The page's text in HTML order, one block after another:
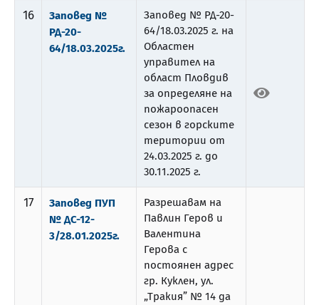
16
Заповед №
РД-20-
64/18.03.2025г.
Заповед № РД-20-
64/18.03.2025 г. на
Областен
управител на
област Пловдив
за определяне на
пожароопасен
сезон в горските
територии от
24.03.2025 г. до
30.11.2025 г.
17
Заповед ПУП
№ ДС-12-
3/28.01.2025г.
Разрешавам на
Павлин Геров и
Валентина
Герова с
постоянен адрес
гр. Куклен, ул.
„Тракия” № 14 да